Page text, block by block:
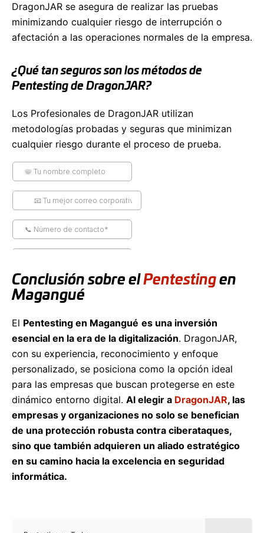
DragonJAR se asegura de realizar las pruebas
minimizando cualquier riesgo de interrupción o
afectación a las operaciones normales de la empresa.
¿Qué tan seguros son los métodos de
Pentesting de DragonJAR?
Los Profesionales de DragonJAR utilizan
metodologías probadas y seguras que minimizan
cualquier riesgo durante el proceso de prueba.
Conclusión sobre elPentesting en
Magangué
El Pentesting en Magangué es una inversión
esencial en la era de la digitalización. DragonJAR,
con su experiencia, reconocimiento y enfoque
personalizado, se posiciona como la opción ideal
para las empresas que buscan protegerse en este
dinámico entorno digital. Al elegir a DragonJAR, las
empresas y organizaciones no solo se benefician
de una protección robusta contra ciberataques,
sino que también adquieren un aliado estratégico
en su camino hacia la excelencia en seguridad
informática.